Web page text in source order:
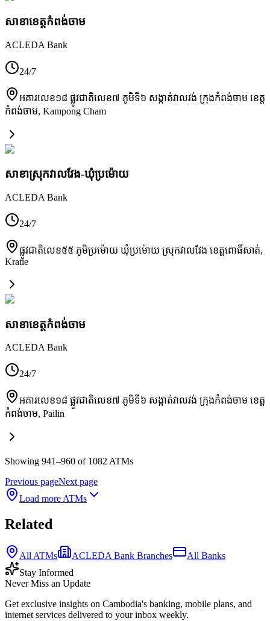
សាខា​ខេត្តកំពង់ចាម
ACLEDA Bank
24/7
អគារលេខ១៨ ផ្លូវជាតិលេខ៧ ភូមិទី៦ សង្កាត់វាលវង់ ក្រុងកំពង់ចាម ខេត្ត
កំពង់ចាម, Kampong Cham
សាខាស្រុកវាលវែង-ឃុំប្រម៉ោយ
ACLEDA Bank
24/7
ផ្លូវជាតិលេខ៥៥ ភូមិប្រម៉ោយ ឃុំប្រម៉ោយ ស្រុកវាលវែង ខេត្តពោធិ៍សាត់,
Kratie
សាខា​ខេត្តកំពង់ចាម
ACLEDA Bank
24/7
អគារលេខ១៨ ផ្លូវជាតិលេខ៧ ភូមិទី៦ សង្កាត់វាលវង់ ក្រុងកំពង់ចាម ខេត្ត
កំពង់ចាម, Pailin
Showing 941–960 of 1082 ATMs
Previous pageNext page
Load more ATMs
Related
All ATMs ACLEDA Bank Branches
All Banks
Stay Informed
Never Miss an Update
Get exclusive insights on Cambodia's banking, mobile plans, and
internet services delivered to your inbox weekly.